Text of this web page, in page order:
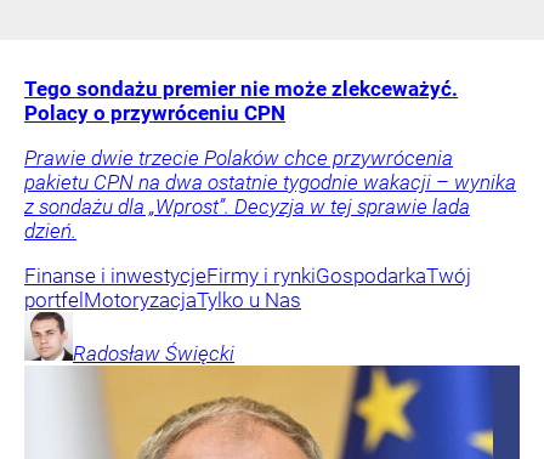
Tego sondażu premier nie może zlekceważyć.
Polacy o przywróceniu CPN
Prawie dwie trzecie Polaków chce przywrócenia
pakietu CPN na dwa ostatnie tygodnie wakacji – wynika
z sondażu dla „Wprost”. Decyzja w tej sprawie lada
dzień.
Finanse i inwestycjeFirmy i rynkiGospodarkaTwój
portfel MotoryzacjaTylko u Nas
Radosław Święcki